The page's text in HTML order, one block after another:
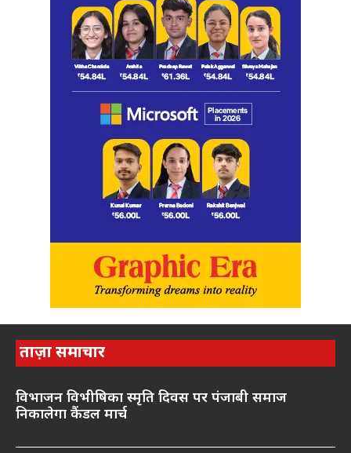
ताज़ा समाचार
विभाजन विभीषिका स्मृति दिवस पर पंजाबी समाज
निकालेगा कैंडल मार्च